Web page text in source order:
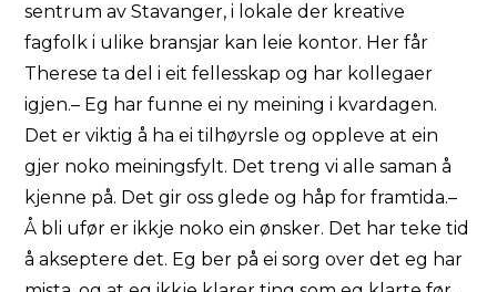
sentrum av Stavanger, i lokale der kreative
fagfolk i ulike bransjar kan leie kontor. Her får
Therese ta del i eit fellesskap og har kollegaer
igjen.– Eg har funne ei ny meining i kvardagen.
Det er viktig å ha ei tilhøyrsle og oppleve at ein
gjer noko meiningsfylt. Det treng vi alle saman å
kjenne på. Det gir oss glede og håp for framtida.–
Å bli ufør er ikkje noko ein ønsker. Det har teke tid
å akseptere det. Eg ber på ei sorg over det eg har